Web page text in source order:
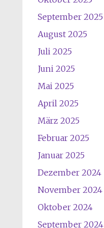
September 2025
August 2025
Juli 2025
Juni 2025
Mai 2025
April 2025
März 2025
Februar 2025
Januar 2025
Dezember 2024
November 2024
Oktober 2024
September 2024